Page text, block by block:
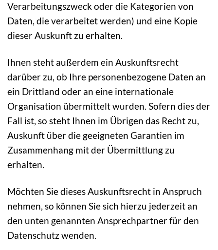
Verarbeitungszweck oder die Kategorien von
Daten, die verarbeitet werden) und eine Kopie
dieser Auskunft zu erhalten.
Ihnen steht außerdem ein Auskunftsrecht
darüber zu, ob Ihre personenbezogene Daten an
ein Drittland oder an eine internationale
Organisation übermittelt wurden. Sofern dies der
Fall ist, so steht Ihnen im Übrigen das Recht zu,
Auskunft über die geeigneten Garantien im
Zusammenhang mit der Übermittlung zu
erhalten.
Möchten Sie dieses Auskunftsrecht in Anspruch
nehmen, so können Sie sich hierzu jederzeit an
den unten genannten Ansprechpartner für den
Datenschutz wenden.